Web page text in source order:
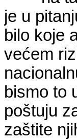
je u
bilo koje
većem
bismo to
poštuju
zaštite